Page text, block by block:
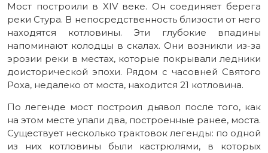
Мост построили в XIV веке. Он соединяет берега
реки Стура. В непосредственность близости от него
находятся котловины. Эти глубокие впадины
напоминают колодцы в скалах. Они возникли из-за
эрозии реки в местах, которые покрывали ледники
доисторической эпохи. Рядом с часовней Святого
Роха, недалеко от моста, находится 21 котловина.
По легенде мост построил дьявол после того, как
на этом месте упали два, построенные ранее, моста.
Существует несколько трактовок легенды: по одной
из них котловины были кастрюлями, в которых